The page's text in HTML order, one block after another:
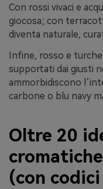
Con rossi vivaci e
giocosa; con
diventa naturale,
Infine, rosso e
supportati dai giusti
ammorbidiscono
carbone o blu navy
Oltre 20
(con codici